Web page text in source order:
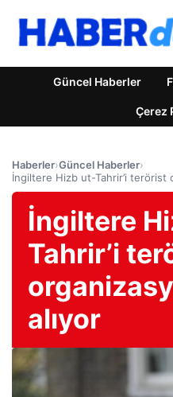
Güncel Haberler
Çerez
Haberler›Güncel Haberler›
İngiltere Hizb ut-Tahrir’i terörist
İngiltere
Tahrir’i
alıyor